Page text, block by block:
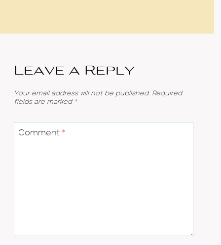
Leave a Reply
Your email address will not be published. Required
fields are marked *
Comment *